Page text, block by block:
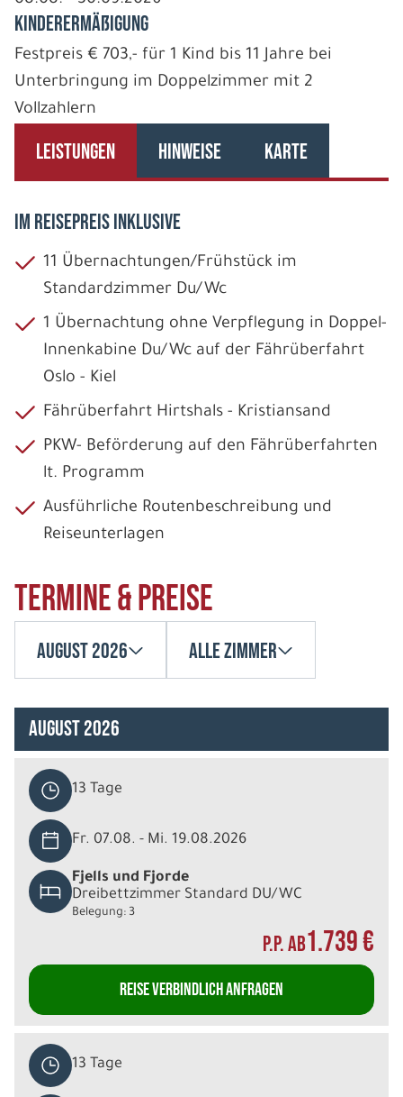
Kinderermäßigung
Festpreis € 703,- für 1 Kind bis 11 Jahre bei
Unterbringung im Doppelzimmer mit 2
Vollzahlern
LEISTUNGEN HINWEISE KARTE
IM REISEPREIS INKLUSIVE
11 Übernachtungen/Frühstück im
Standardzimmer Du/Wc
1 Übernachtung ohne Verpflegung in Doppel-
Innenkabine Du/Wc auf der Fährüberfahrt
Oslo - Kiel
Fährüberfahrt Hirtshals - Kristiansand
PKW- Beförderung auf den Fährüberfahrten
lt. Programm
Ausführliche Routenbeschreibung und
Reiseunterlagen
Termine & Preise
August 2026 Alle Zimmer
August 2026
13 Tage
Fr. 07.08. - Mi. 19.08.2026
Fjells und Fjorde
Dreibettzimmer Standard DU/WC
Belegung: 3
P.P. AB1.739 €
REISE VERBINDLICH ANFRAGEN
13 Tage